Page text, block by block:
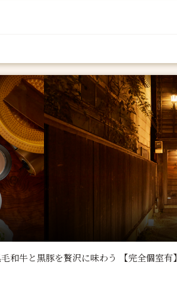
和牛と黒豚を贅沢に味わう 【完全個室有】